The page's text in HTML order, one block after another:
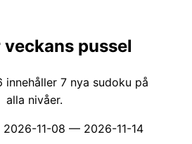
veckans pussel
innehåller 7 nya sudoku på
alla nivåer.
2026-11-08 — 2026-11-14